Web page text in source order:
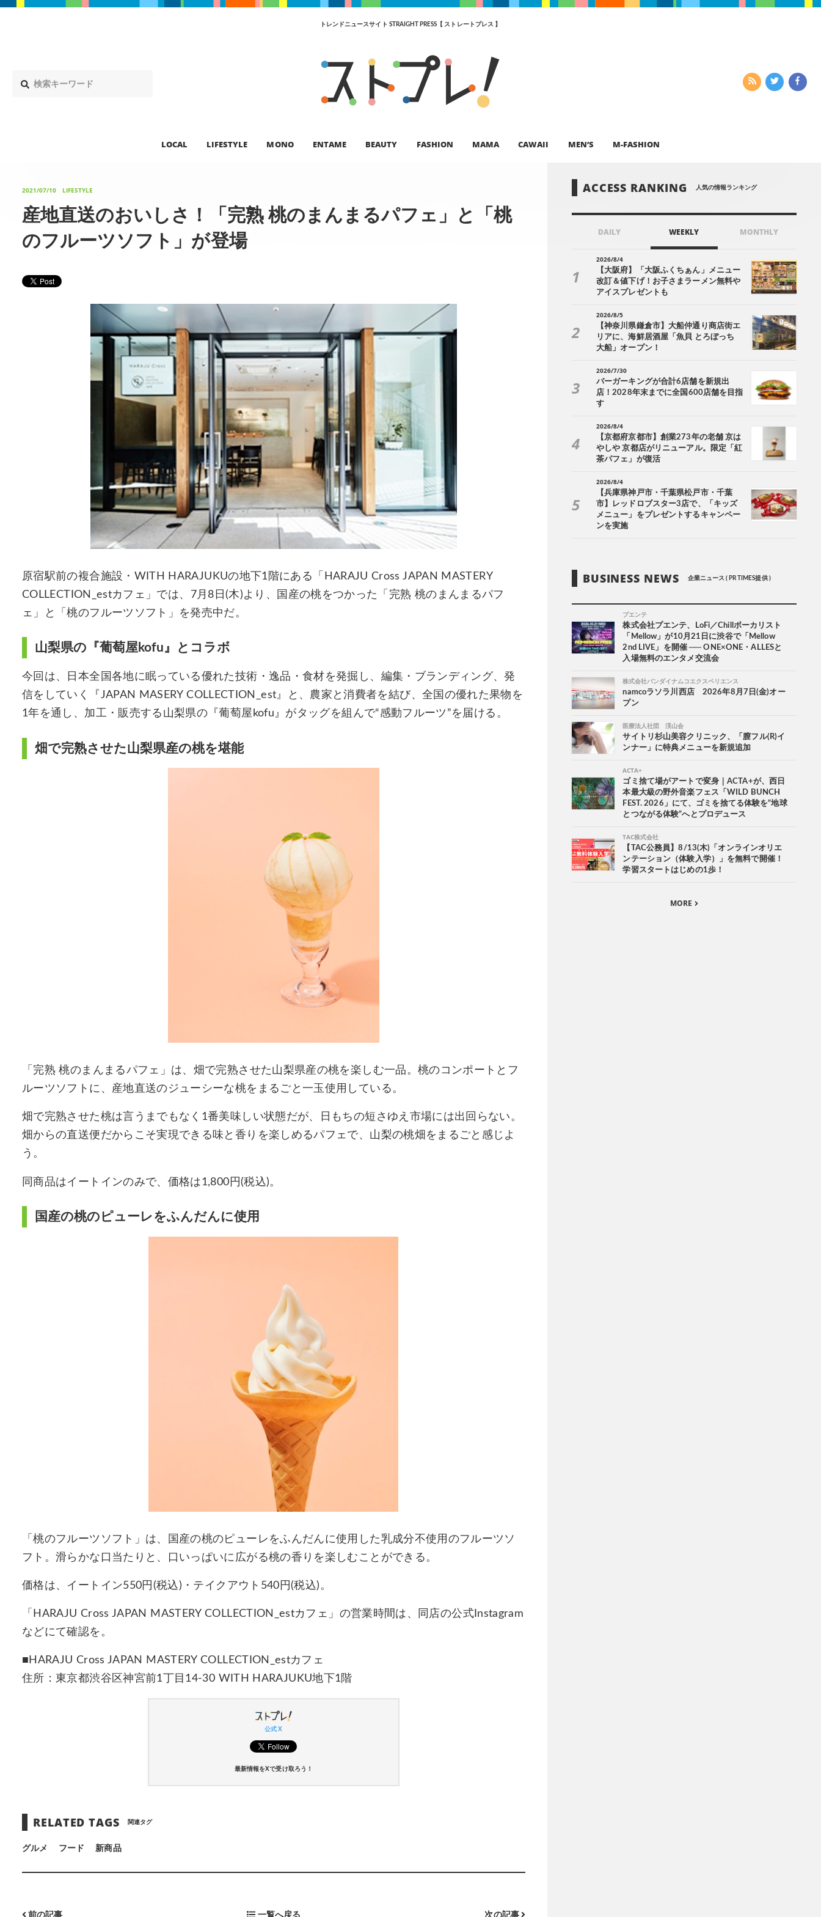
トレンドニュースサイト STRAIGHT PRESS【 ストレートプレス 】
LOCAL LIFESTYLE MONO ENTAME BEAUTY FASHION MAMA CAWAII MEN’S M-FASHION
2021/07/10 LIFESTYLE
産地直送のおいしさ！「完熟 桃のまんまるパフェ」と「桃
のフルーツソフト」が登場
原宿駅前の複合施設・WITH HARAJUKUの地下1階にある「HARAJU Cross JAPAN MASTERY
COLLECTION_estカフェ」では、7月8日(木)より、国産の桃をつかった「完熟 桃のまんまるパフ
ェ」と「桃のフルーツソフト」を発売中だ。
山梨県の『葡萄屋kofu』とコラボ
今回は、日本全国各地に眠っている優れた技術・逸品・食材を発掘し、編集・ブランディング、発
信をしていく『JAPAN MASERY COLLECTION_est』と、農家と消費者を結び、全国の優れた果物を
1年を通し、加工・販売する山梨県の『葡萄屋kofu』がタッグを組んで“感動フルーツ”を届ける。
畑で完熟させた山梨県産の桃を堪能
「完熟 桃のまんまるパフェ」は、畑で完熟させた山梨県産の桃を楽しむ一品。​桃のコンポートとフ
ルーツソフトに、産地直送のジューシーな桃をまるごと一玉使用している。
畑で完熟させた桃は言うまでもなく1番美味しい状態だが、日もちの短さゆえ市場には出回らない。
畑からの直送便だからこそ実現できる味と香りを楽しめるパフェで、山梨の桃畑をまるごと感じよ
う。
同商品はイートインのみで、価格は1,800円(税込)。
国産の桃のピューレをふんだんに使用
「桃のフルーツソフト」は、国産の桃のピューレをふんだんに使用した乳成分不使用のフルーツソ
フト。滑らかな口当たりと、口いっぱいに広がる桃の香りを楽しむことができる。
価格は、イートイン550円(税込)・テイクアウト540円(税込)。
「HARAJU Cross JAPAN MASTERY COLLECTION_estカフェ」の営業時間は、同店の公式Instagram
などにて確認を。
■HARAJU Cross JAPAN MASTERY COLLECTION_estカフェ
住所：東京都渋谷区神宮前1丁目14-30 WITH HARAJUKU地下1階
公式 X
最新情報をXで受け取ろう！
RELATED TAGS 関連タグ
グルメ フード 新商品
ACCESS RANKING 人気の情報ランキング
DAILY WEEKLY MONTHLY
2026/8/4
【大阪府】「大阪ふくちぁん」メニュー
改訂＆値下げ！お子さまラーメン無料や
アイスプレゼントも
2026/8/5
【神奈川県鎌倉市】大船仲通り商店街エ
リアに、海鮮居酒屋「魚貝 とろぼっち
大船」オープン！
2026/7/30
バーガーキングが合計6店舗を新規出
店！2028年末までに全国600店舗を目指
す
2026/8/4
【京都府京都市】創業273年の老舗 京は
やしや 京都店がリニューアル。限定「紅
茶パフェ」が復活
2026/8/4
【兵庫県神戸市・千葉県松戸市・千葉
市】レッドロブスター3店で、「キッズ
メニュー」をプレゼントするキャンペー
ンを実施
BUSINESS NEWS 企業ニュース ( PR TIMES提供 )
プエンテ
株式会社プエンテ、LoFi／Chillボーカリスト
「Mellow」が10月21日に渋谷で「Mellow
2nd LIVE」を開催 ── ONE×ONE・ALLESと
入場無料のエンタメ交流会
株式会社バンダイナムコエクスペリエンス
namcoラソラ川西店 2026年8月7日(金)オー
プン
医療法人社団 渓山会
サイトリ杉山美容クリニック、「膣フル(R)イ
ンナー」に特典メニューを新規追加
ACTA+
ゴミ捨て場がアートで変身｜ACTA+が、西日
本最大級の野外音楽フェス「WILD BUNCH
FEST. 2026」にて、ゴミを捨てる体験を“地球
とつながる体験”へとプロデュース
TAC株式会社
【TAC公務員】8/13(木)「オンラインオリエ
ンテーション（体験入学）」を無料で開催！
学習スタートはじめの1歩！
MORE